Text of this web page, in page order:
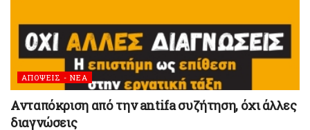
ΑΠΟΨΕΙΣ - ΝΕΑ
Ανταπόκριση από την antifa συζήτηση, όχι άλλες
διαγνώσεις